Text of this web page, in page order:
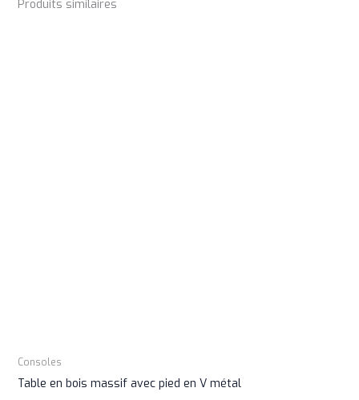
Produits similaires
Consoles
Table en bois massif avec pied en V métal